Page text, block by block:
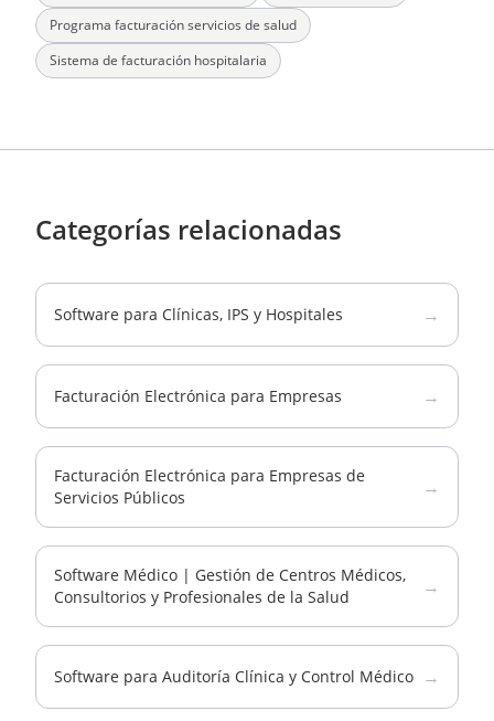
Programa facturación servicios de salud
Sistema de facturación hospitalaria
Categorías relacionadas
Software para Clínicas, IPS y Hospitales →
Facturación Electrónica para Empresas →
Facturación Electrónica para Empresas de
Servicios Públicos
→
Software Médico | Gestión de Centros Médicos,
Consultorios y Profesionales de la Salud
→
Software para Auditoría Clínica y Control Médico →